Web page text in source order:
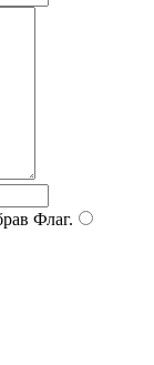
Флаг.